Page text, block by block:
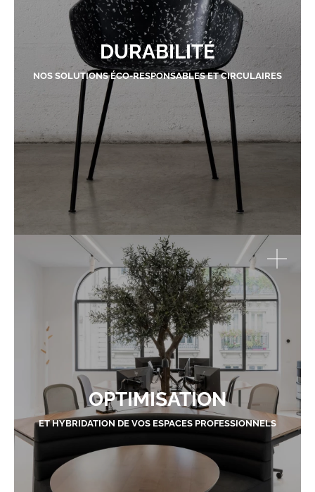
DURABILITÉ
NOS SOLUTIONS ÉCO-RESPONSABLES ET CIRCULAIRES
OPTIMISATION
ET HYBRIDATION DE VOS ESPACES PROFESSIONNELS